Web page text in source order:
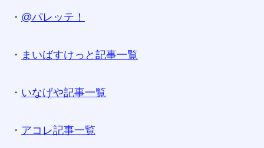
・ @パレッテ！
・ まいばすけっと記事一覧
・ いなげや記事一覧
・ アコレ記事一覧